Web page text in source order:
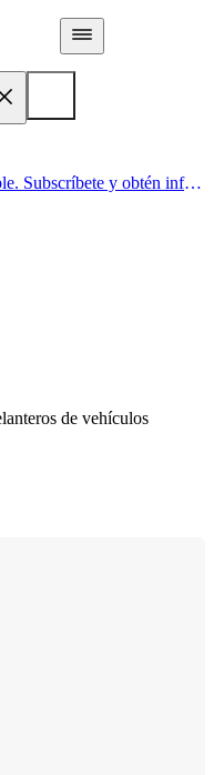
Acá comienza un estilo de vida saludable. Subscríbete y obtén información de primera mano
de vehículos